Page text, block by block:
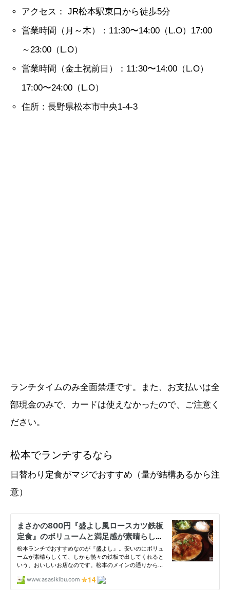
アクセス： JR松本駅東口から徒歩5分
営業時間（月～木）：11:30〜14:00（L.O）17:00
～23:00（L.O）
営業時間（金土祝前日）：11:30〜14:00（L.O）
17:00〜24:00（L.O）
住所：長野県松本市中央1-4-3
ランチタイムのみ全面禁煙です。また、お支払いは全
部現金のみで、カードは使えなかったので、ご注意く
ださい。
松本でランチするなら
日替わり定食がマジでおすすめ（量が結構あるから注
意）